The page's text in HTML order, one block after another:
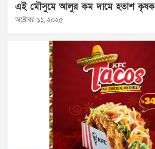
এই মৌসুমে আলুর কম দামে হতাশ কৃষক
অক্টোবর ১১, ২০২৫